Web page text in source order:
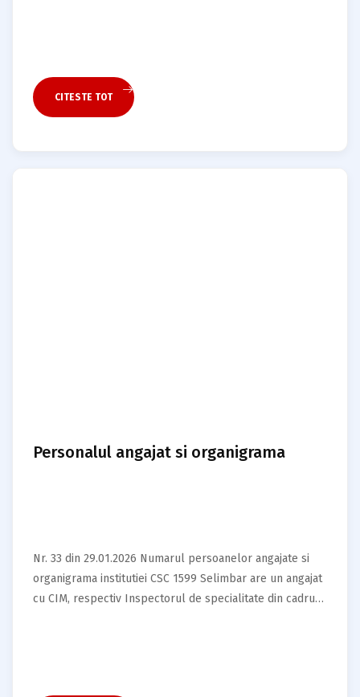
CITESTE TOT
Personalul angajat si organigrama
Nr. 33 din 29.01.2026 Numarul persoanelor angajate si
organigrama institutiei CSC 1599 Selimbar are un angajat
cu CIM, respectiv Inspectorul de specialitate din cadrul